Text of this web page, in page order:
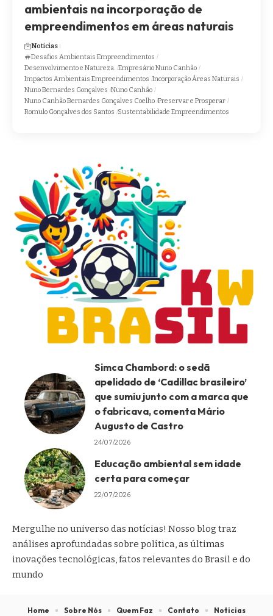
ambientais na incorporação de
empreendimentos em áreas naturais
Noticias
Desafios Ambientais Empreendimentos
Desenvolvimento e Natureza. Empresário Nuno Canhão
Impactos Ambientais Empreendimentos Incorporação Áreas Naturais
Nuno Bernardes Gonçalves Nuno Canhão
Nuno Canhão Bernardes Gonçalves Coelho Preservar e Prosperar
Romulo Gonçalves dos Santos Sustentabilidade Empreendimentos
Simca Chambord: o sedã
apelidado de ‘Cadillac brasileiro’
que sumiu junto com a marca que
o fabricava, comenta Mário
Augusto de Castro
24/07/2026
Educação ambiental sem idade
certa para começar
22/07/2026
Mergulhe no universo das notícias! Nosso blog traz
análises aprofundadas sobre política, as últimas
inovações tecnológicas, fatos relevantes do Brasil e do
mundo
Home Sobre Nós Quem Faz Contato Noticias